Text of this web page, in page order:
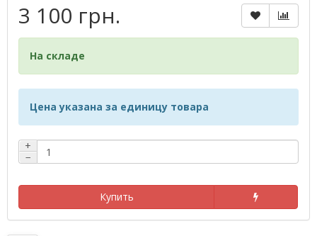
3 100 грн.
На складе
Цена указана за единицу товара
+
−
Купить